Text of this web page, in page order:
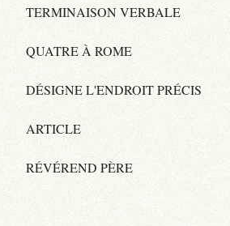
TERMINAISON VERBALE
QUATRE À ROME
DÉSIGNE L'ENDROIT PRÉCIS
ARTICLE
RÉVÉREND PÈRE